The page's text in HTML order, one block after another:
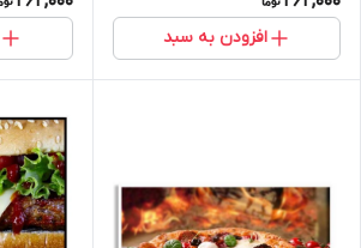
افزودن به سبد